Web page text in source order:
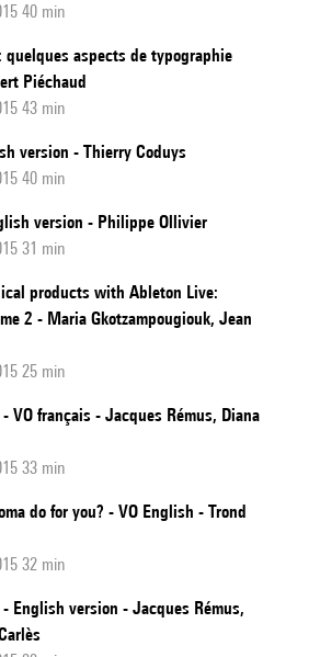
40 min
quelques aspects de typographie
Piéchaud
43 min
version - Thierry Coduys
40 min
version - Philippe Ollivier
31 min
products with Ableton Live:
2 - Maria Gkotzampougiouk, Jean
25 min
VO français - Jacques Rémus, Diana
33 min
do for you? - VO English - Trond
32 min
English version - Jacques Rémus,